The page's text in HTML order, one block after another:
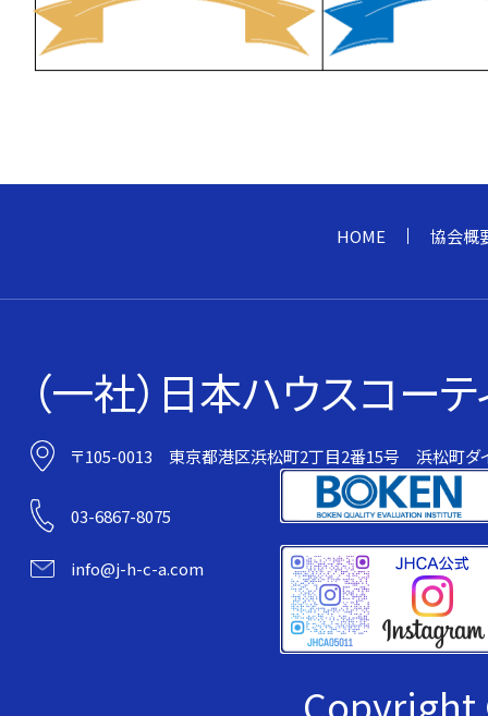
HOME 協会概
（一社）日本ハウスコー
〒105-0013 東京都港区浜松町2丁目2番15号 浜松町ダ
03-6867-8075
info@j-h-c-a.com
Copyright